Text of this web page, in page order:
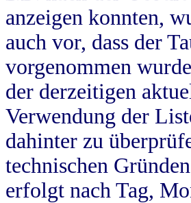
anzeigen konnten,
auch vor, dass der
vorgenommen
der derzeitigen
Verwendung der
dahinter zu
technischen
erfolgt nach Tag,